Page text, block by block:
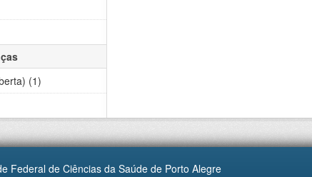
(1)
Federal de Ciências da Saúde de Porto Alegre